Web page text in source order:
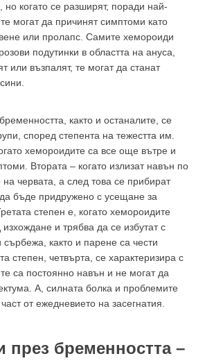
но когато се разширят, поради най-
могат да причинят симптоми като
или пролапс. Самите хемороиди
подутинки в областта на ануса,
или възпалят, те могат да станат
както и останалите, се
според степента на тежестта им.
хемороидите са все още вътре и
Втората – когато излизат навън по
червата, а след това се прибират
бъде придружено с усещане за
степен е, когато хемороидите
и трябва да се избутат с
както и парене са чести
степен, четвърта, се характеризира с
са постоянно навън и не могат да
А, силната болка и проблемите
от ежедневието на засегнатия.
през бременността –